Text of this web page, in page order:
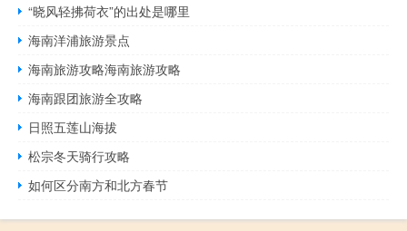
“晓风轻拂荷衣”的出处是哪里
海南洋浦旅游景点
海南旅游攻略海南旅游攻略
海南跟团旅游全攻略
日照五莲山海拔
松宗冬天骑行攻略
如何区分南方和北方春节